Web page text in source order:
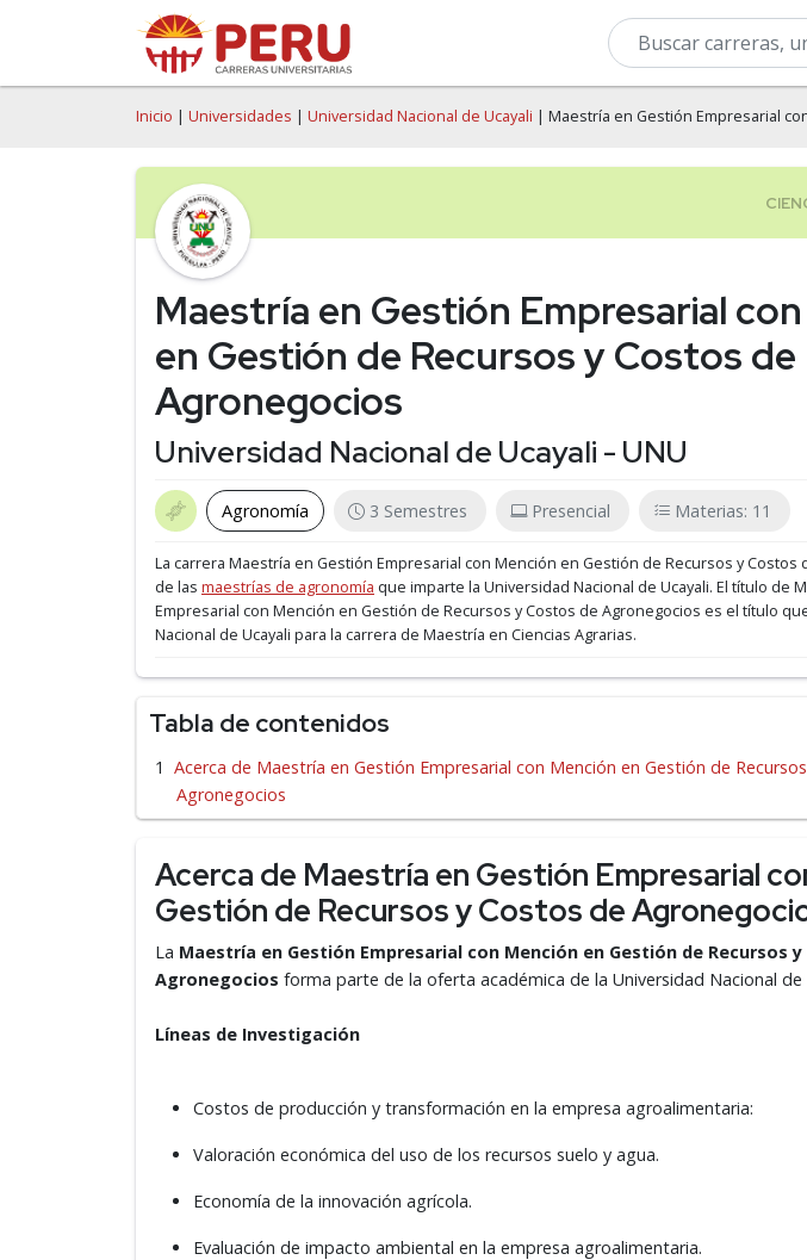
Inicio | Universidades | Universidad Nacional de Ucayali | Maestría en Gestión Empresarial
Maestría en Gestión Empresarial
en Gestión de Recursos y Costos de
Agronegocios
Universidad Nacional de Ucayali - UNU
Agronomía 3 Semestres Presencial Materias: 11
La carrera Maestría en Gestión Empresarial con Mención en Gestión de Recursos y Costos
de las maestrías de agronomía que imparte la Universidad Nacional de Ucayali. El título de
Empresarial con Mención en Gestión de Recursos y Costos de Agronegocios es el título
Nacional de Ucayali para la carrera de Maestría en Ciencias Agrarias.
Tabla de contenidos
Acerca de Maestría en Gestión Empresarial con Mención en Gestión de
Agronegocios
Acerca de Maestría en Gestión Empresarial
Gestión de Recursos y Costos de
La Maestría en Gestión Empresarial con Mención en Gestión de Recursos
Agronegocios forma parte de la oferta académica de la Universidad Nacional de
Líneas de Investigación
Costos de producción y transformación en la empresa agroalimentaria:
Valoración económica del uso de los recursos suelo y agua.
Economía de la innovación agrícola.
Evaluación de impacto ambiental en la empresa agroalimentaria.